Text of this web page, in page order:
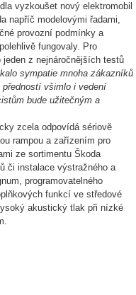
vyzkoušet nový elektromobil
napříč modelovými řadami,
provozní podmínky a
fungovaly. Pro
z nejnáročnějších testů
sympatie mnoha zákazníků
všimlo i vedení
bude užitečným a
zcela odpovídá sériově
rampou a zařízením pro
ze sortimentu Škoda
či instalace výstražného a
programovatelného
funkcí ve středové
akustický tlak při nízké